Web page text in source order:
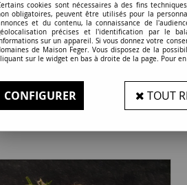
Feger, nos
cookies sont nécessaires à des fins
obligatoires, peuvent être utilisés pour la
et du contenu, la connaissance de
précises et l'identification par le
sur un appareil. Si vous donnez votre
de Maison Feger. Vous disposez de la
sur le widget en bas à droite de la page. Pour
CONFIGURER TOUT